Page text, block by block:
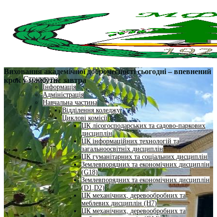
Структура
Інформація
Адміністрація
Навчальна частина
Відділення коледжу
Циклові комісії
ЦК лісогосподарських та садово-паркових
дисциплін
ЦК інформаційних технологій та
загальноосвітніх дисциплін
ЦК гуманітарних та соціальних дисциплін
Землевпорядних та економічних дисциплін
(G18)
Землевпорядних та економічних дисциплін
(D1,D2)
ЦК механічних, деревообробних та
меблевих дисциплін (H7)
ЦК механічних, деревообробних та
Виховання академічної доброчесності сьогодні – впевнений
крок у майбутнє завтра